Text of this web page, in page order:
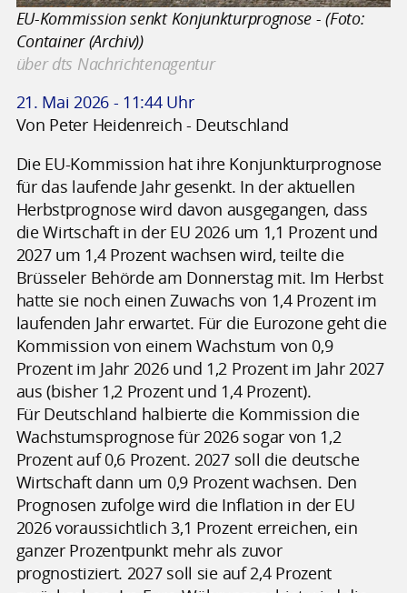
EU-Kommission senkt Konjunkturprognose - (Foto:
Container (Archiv))
über dts Nachrichtenagentur
21. Mai 2026 - 11:44 Uhr
Von Peter Heidenreich - Deutschland
Die EU-Kommission hat ihre Konjunkturprognose
für das laufende Jahr gesenkt. In der aktuellen
Herbstprognose wird davon ausgegangen, dass
die Wirtschaft in der EU 2026 um 1,1 Prozent und
2027 um 1,4 Prozent wachsen wird, teilte die
Brüsseler Behörde am Donnerstag mit. Im Herbst
hatte sie noch einen Zuwachs von 1,4 Prozent im
laufenden Jahr erwartet. Für die Eurozone geht die
Kommission von einem Wachstum von 0,9
Prozent im Jahr 2026 und 1,2 Prozent im Jahr 2027
aus (bisher 1,2 Prozent und 1,4 Prozent).
Für Deutschland halbierte die Kommission die
Wachstumsprognose für 2026 sogar von 1,2
Prozent auf 0,6 Prozent. 2027 soll die deutsche
Wirtschaft dann um 0,9 Prozent wachsen. Den
Prognosen zufolge wird die Inflation in der EU
2026 voraussichtlich 3,1 Prozent erreichen, ein
ganzer Prozentpunkt mehr als zuvor
prognostiziert. 2027 soll sie auf 2,4 Prozent